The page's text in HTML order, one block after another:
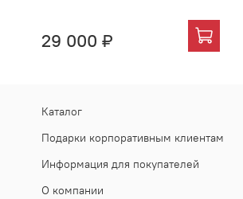
29 000 ₽
Каталог
Подарки корпоративным клиентам
Информация для покупателей
О компании